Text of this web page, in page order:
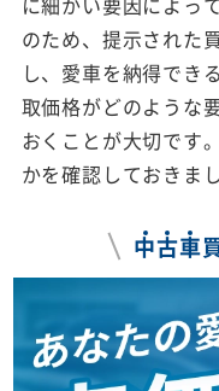
のため、提示された
し、愛車を納得でき
取価格がどのような
おくことが大切です
かを確認しておきま
中古車